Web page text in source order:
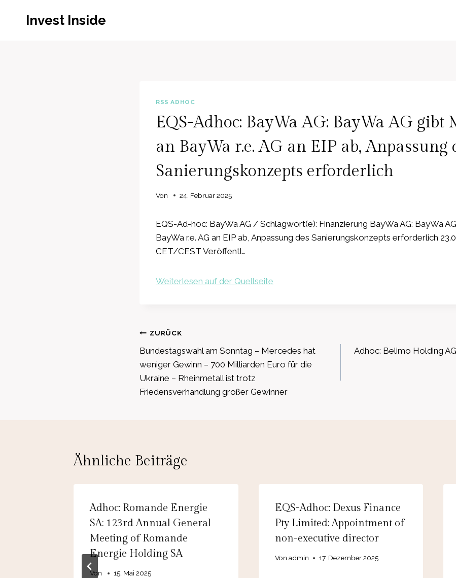
Invest Inside
RSS ADHOC
EQS-Adhoc: BayWa AG: BayWa AG gibt
an BayWa r.e. AG an EIP ab, Anpassung
Sanierungskonzepts erforderlich
Von 24. Februar 2025
EQS-Ad-hoc: BayWa AG / Schlagwort(e): Finanzierung BayWa AG: BayWa
BayWa r.e. AG an EIP ab, Anpassung des Sanierungskonzepts erforderlich
CET/CEST Veröffentl…
Weiterlesen auf der Quellseite
Beitragsnavigation
ZURÜCK
Bundestagswahl am Sonntag – Mercedes hat
weniger Gewinn – 700 Milliarden Euro für die
Ukraine – Rheinmetall ist trotz
Friedensverhandlung großer Gewinner
Adhoc: Belimo Holding
Ähnliche Beiträge
Adhoc: Romande Energie
SA: 123rd Annual General
Meeting of Romande
Energie Holding SA
Von 15. Mai 2025
EQS-Adhoc: Dexus Finance
Pty Limited: Appointment of
non-executive director
Von admin 17. Dezember 2025